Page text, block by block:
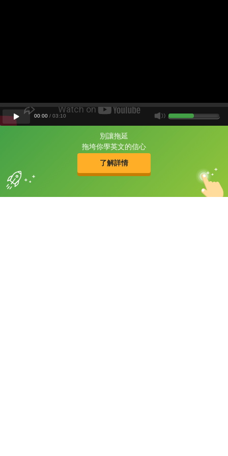
別讓拖延
拖垮你學英文的信心
了解詳情
片尾有
攻其不背
的品牌故事
00:00 / 03:10